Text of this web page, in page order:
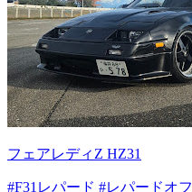
フェアレディZ HZ31
#F31レパード #レパードオフ